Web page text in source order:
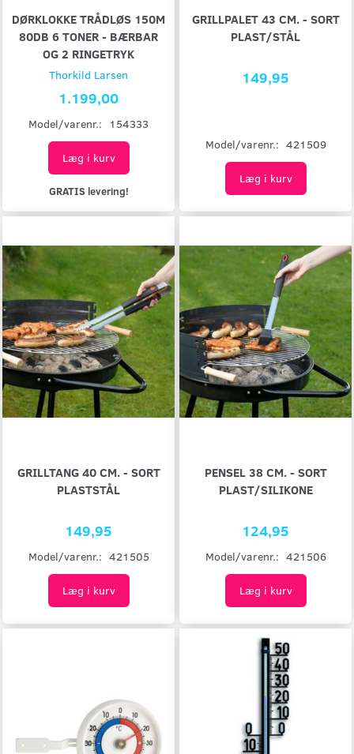
DØRKLOKKE TRÅDLØS 150M
80DB 6 TONER - BÆRBAR
OG 2 RINGETRYK
Thorkild Larsen
1.199,00
Model/varenr.: 154333
Læg i kurv
GRATIS levering!
GRILLPALET 43 CM. - SORT
PLAST/STÅL
149,95
Model/varenr.: 421509
Læg i kurv
GRILLTANG 40 CM. - SORT
PLASTSTÅL
149,95
Model/varenr.: 421505
Læg i kurv
PENSEL 38 CM. - SORT
PLAST/SILIKONE
124,95
Model/varenr.: 421506
Læg i kurv